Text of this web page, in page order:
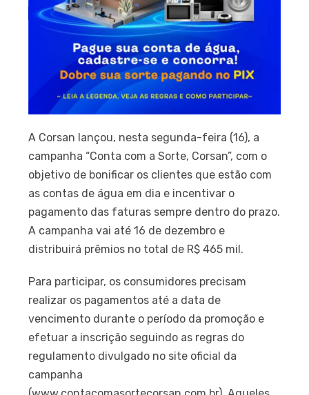
A Corsan lançou, nesta segunda-feira (16), a
campanha “Conta com a Sorte, Corsan”, com o
objetivo de bonificar os clientes que estão com
as contas de água em dia e incentivar o
pagamento das faturas sempre dentro do prazo.
A campanha vai até 16 de dezembro e
distribuirá prêmios no total de R$ 465 mil.
Para participar, os consumidores precisam
realizar os pagamentos até a data de
vencimento durante o período da promoção e
efetuar a inscrição seguindo as regras do
regulamento divulgado no site oficial da
campanha